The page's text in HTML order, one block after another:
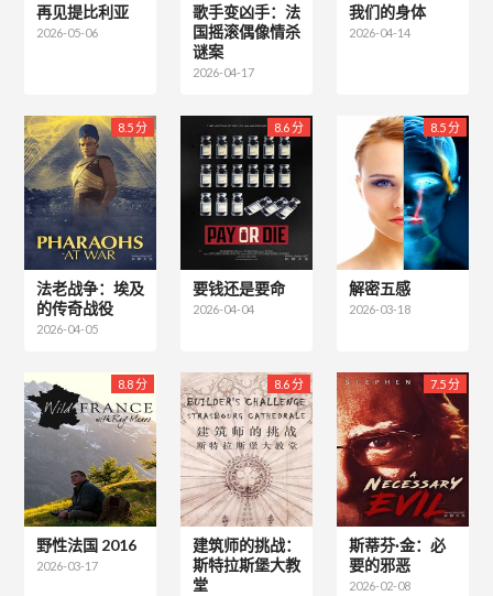
再见提比利亚
2026-05-06
歌手变凶手：法
国摇滚偶像情杀
谜案
2026-04-17
我们的身体
2026-04-14
8.5 分
法老战争：埃及
的传奇战役
2026-04-05
8.6 分
要钱还是要命
2026-04-04
8.5 分
解密五感
2026-03-18
8.8 分
野性法国 2016
2026-03-17
8.6 分
建筑师的挑战：
斯特拉斯堡大教
堂
7.5 分
斯蒂芬·金：必
要的邪恶
2026-02-08